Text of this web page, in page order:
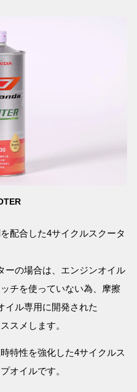
配合した4サイクルスクータ
ーの場合は、エンジンオイル
チを使っていない為、摩擦
イル専用に開発された
スメします。
特性を強化した4サイクルス
オイルです。